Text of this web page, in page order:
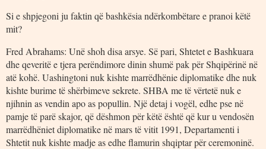
Si e shpjegoni ju faktin që bashkësia ndërkombëtare e pranoi këtë
mit?
Fred Abrahams: Unë shoh disa arsye. Së pari, Shtetet e Bashkuara
dhe qeveritë e tjera perëndimore dinin shumë pak për Shqipërinë në
atë kohë. Uashingtoni nuk kishte marrëdhënie diplomatike dhe nuk
kishte burime të shërbimeve sekrete. SHBA me të vërtetë nuk e
njihnin as vendin apo as popullin. Një detaj i vogël, edhe pse në
pamje të parë skajor, që dëshmon për këtë është që kur u vendosën
marrëdhëniet diplomatike në mars të vitit 1991, Departamenti i
Shtetit nuk kishte madje as edhe flamurin shqiptar për ceremoninë.